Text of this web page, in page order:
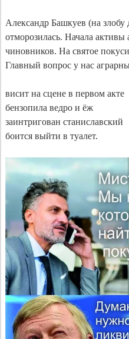
Александр Башкуев (на
отморозилась. Начала активы
чиновников. На святое
Главный вопрос у нас
висит на сцене в первом акте
бензопила ведро и ёж
заинтригован станиславский
боится выйти в туалет.